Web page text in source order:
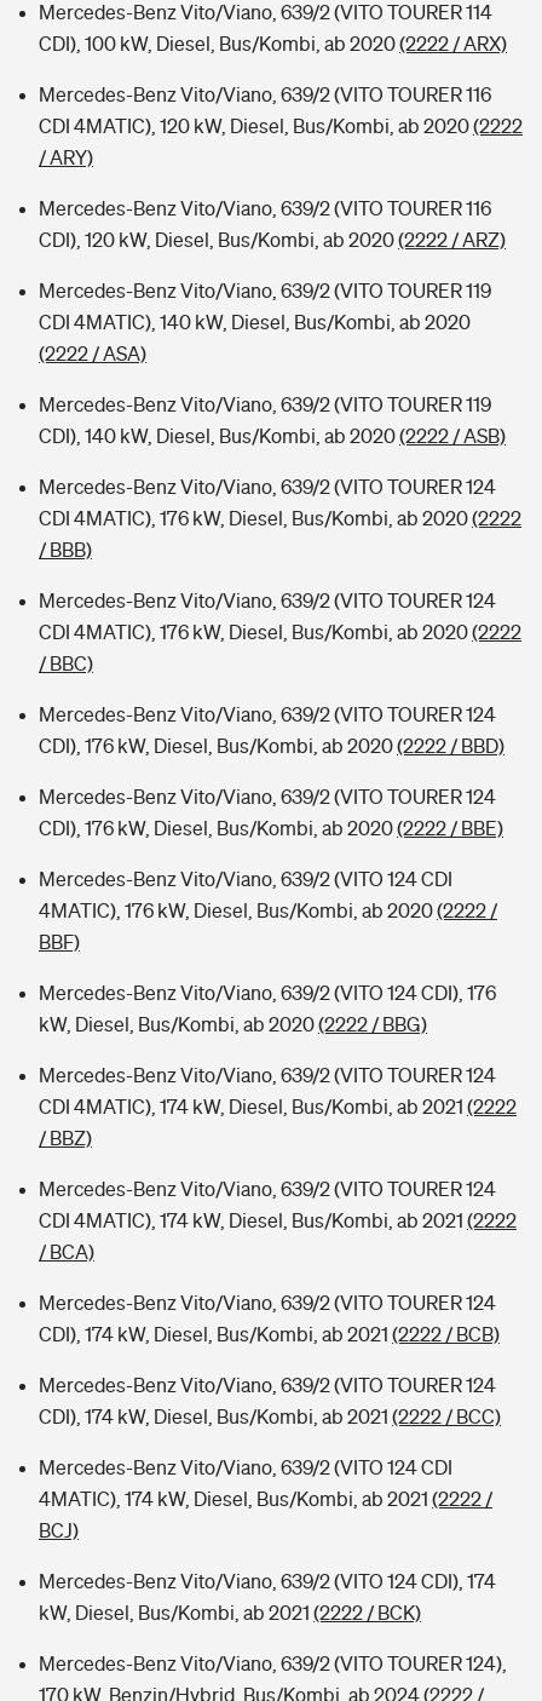
Mercedes-Benz Vito/Viano, 639/2 (VITO TOURER 114
CDI), 100 kW, Diesel, Bus/Kombi, ab 2020(2222 / ARX)
Mercedes-Benz Vito/Viano, 639/2 (VITO TOURER 116
CDI 4MATIC), 120 kW, Diesel, Bus/Kombi, ab 2020(2222
/ ARY)
Mercedes-Benz Vito/Viano, 639/2 (VITO TOURER 116
CDI), 120 kW, Diesel, Bus/Kombi, ab 2020(2222 / ARZ)
Mercedes-Benz Vito/Viano, 639/2 (VITO TOURER 119
CDI 4MATIC), 140 kW, Diesel, Bus/Kombi, ab 2020
(2222 / ASA)
Mercedes-Benz Vito/Viano, 639/2 (VITO TOURER 119
CDI), 140 kW, Diesel, Bus/Kombi, ab 2020(2222 / ASB)
Mercedes-Benz Vito/Viano, 639/2 (VITO TOURER 124
CDI 4MATIC), 176 kW, Diesel, Bus/Kombi, ab 2020(2222
/ BBB)
Mercedes-Benz Vito/Viano, 639/2 (VITO TOURER 124
CDI 4MATIC), 176 kW, Diesel, Bus/Kombi, ab 2020(2222
/ BBC)
Mercedes-Benz Vito/Viano, 639/2 (VITO TOURER 124
CDI), 176 kW, Diesel, Bus/Kombi, ab 2020(2222 / BBD)
Mercedes-Benz Vito/Viano, 639/2 (VITO TOURER 124
CDI), 176 kW, Diesel, Bus/Kombi, ab 2020(2222 / BBE)
Mercedes-Benz Vito/Viano, 639/2 (VITO 124 CDI
4MATIC), 176 kW, Diesel, Bus/Kombi, ab 2020(2222 /
BBF)
Mercedes-Benz Vito/Viano, 639/2 (VITO 124 CDI), 176
kW, Diesel, Bus/Kombi, ab 2020(2222 / BBG)
Mercedes-Benz Vito/Viano, 639/2 (VITO TOURER 124
CDI 4MATIC), 174 kW, Diesel, Bus/Kombi, ab 2021 (2222
/ BBZ)
Mercedes-Benz Vito/Viano, 639/2 (VITO TOURER 124
CDI 4MATIC), 174 kW, Diesel, Bus/Kombi, ab 2021 (2222
/ BCA)
Mercedes-Benz Vito/Viano, 639/2 (VITO TOURER 124
CDI), 174 kW, Diesel, Bus/Kombi, ab 2021 (2222 / BCB)
Mercedes-Benz Vito/Viano, 639/2 (VITO TOURER 124
CDI), 174 kW, Diesel, Bus/Kombi, ab 2021 (2222 / BCC)
Mercedes-Benz Vito/Viano, 639/2 (VITO 124 CDI
4MATIC), 174 kW, Diesel, Bus/Kombi, ab 2021 (2222 /
BCJ)
Mercedes-Benz Vito/Viano, 639/2 (VITO 124 CDI), 174
kW, Diesel, Bus/Kombi, ab 2021 (2222 / BCK)
Mercedes-Benz Vito/Viano, 639/2 (VITO TOURER 124),
170 kW, Benzin/Hybrid, Bus/Kombi, ab 2024(2222 /